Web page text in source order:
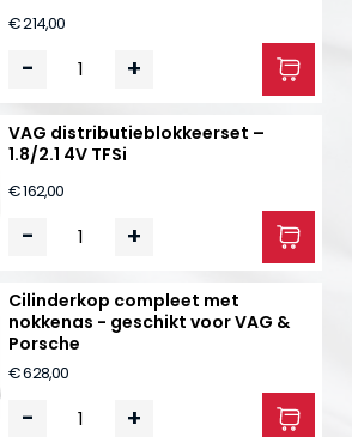
€ 214,00
- +
VAG distributieblokkeerset –
1.8/2.1 4V TFSi
€ 162,00
- +
Cilinderkop compleet met
nokkenas - geschikt voor VAG &
Porsche
€ 628,00
- +